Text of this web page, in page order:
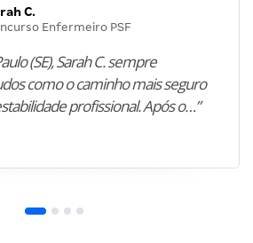
C.
Enfermeiro PSF
(SE), Sarah C. sempre
como o caminho mais seguro
profissional. Após o…”